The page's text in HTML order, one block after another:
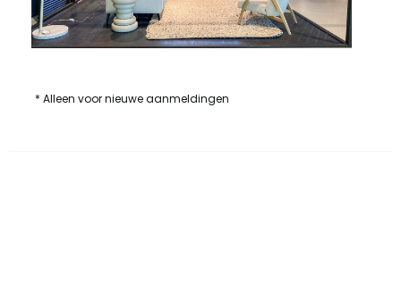
* Alleen voor nieuwe aanmeldingen